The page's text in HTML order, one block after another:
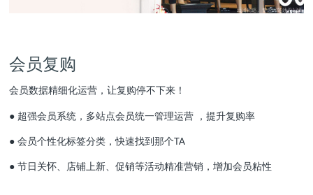
会员复购
会员数据精细化运营，让复购停不下来！
● 超强会员系统，多站点会员统一管理运营 ，提升复购率
● 会员个性化标签分类，快速找到那个TA
● 节日关怀、店铺上新、促销等活动精准营销，增加会员粘性